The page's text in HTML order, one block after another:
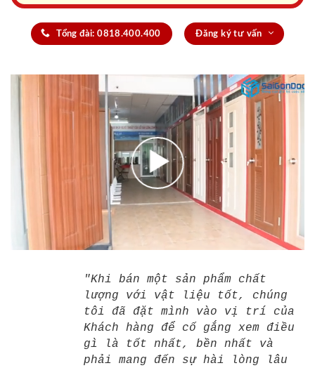
Tổng đài: 0818.400.400 Đăng ký tư vấn
"Khi bán một sản phẩm chất
lượng với vật liệu tốt, chúng
tôi đã đặt mình vào vị trí của
Khách hàng để cố gắng xem điều
gì là tốt nhất, bền nhất và
phải mang đến sự hài lòng lâu